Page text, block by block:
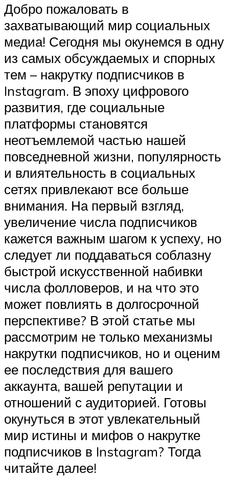
Добро пожаловать в
захватывающий мир социальных
медиа! Сегодня мы окунемся в одну
из самых обсуждаемых и спорных
тем – накрутку подписчиков в
Instagram. В эпоху цифрового
развития, где социальные
платформы становятся
неотъемлемой частью нашей
повседневной жизни, популярность
и влиятельность в социальных
сетях привлекают все больше
внимания. На первый взгляд,
увеличение числа подписчиков
кажется важным шагом к успеху, но
следует ли поддаваться соблазну
быстрой искусственной набивки
числа фолловеров, и на что это
может повлиять в долгосрочной
перспективе? В этой статье мы
рассмотрим не только механизмы
накрутки подписчиков, но и оценим
ее последствия для вашего
аккаунта, вашей репутации и
отношений с аудиторией. Готовы
окунуться в этот увлекательный
мир истины и мифов о накрутке
подписчиков в Instagram? Тогда
читайте далее!